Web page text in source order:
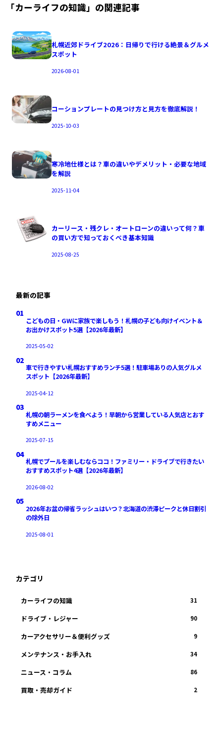
「カーライフの知識 」の関連記事
札幌近郊ドライブ2026：日帰りで行ける絶景＆グルメ
スポット
2026-08-01
コーションプレートの見つけ方と見方を徹底解説！
2025-10-03
寒冷地仕様とは？車の違いやデメリット・必要な地域
を解説
2025-11-04
カーリース・残クレ・オートローンの違いって何？車
の買い方で知っておくべき基本知識
2025-08-25
最新の記事
01
こどもの日・GWに家族で楽しもう！札幌の子ども向けイベント＆
お出かけスポット5選【2026年最新】
2025-05-02
02
車で行きやすい札幌おすすめランチ5選！駐車場ありの人気グルメ
スポット【2026年最新】
2025-04-12
03
札幌の朝ラーメンを食べよう！早朝から営業している人気店とおす
すめメニュー
2025-07-15
04
札幌でプールを楽しむならココ！ファミリー・ドライブで行きたい
おすすめスポット4選【2026年最新】
2026-08-02
05
2026年お盆の帰省ラッシュはいつ？北海道の渋滞ピークと休日割引
の除外日
2025-08-01
カテゴリ
カーライフの知識 31
ドライブ・レジャー 90
カーアクセサリー＆便利グッズ 9
メンテナンス・お手入れ 34
ニュース・コラム 86
買取・売却ガイド 2